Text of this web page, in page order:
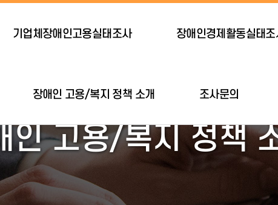
기업체장애인고용실태조사 장애인경제활동실태조
장애인 고용/복지 정책 소개 조사문의
인 고용/복지 정책